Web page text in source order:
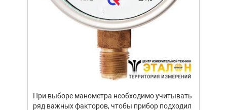
При выборе манометра необходимо учитывать
ряд важных факторов, чтобы прибор подходил